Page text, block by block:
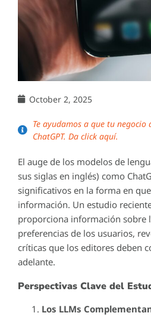
October 2, 2025
Te ayudamos a que tu negocio
ChatGPT. Da click aquí.
El auge de los modelos de
sus siglas en inglés) como
significativos en la forma en
información. Un estudio
proporciona información sobre
preferencias de los usuarios,
críticas que los editores deben
adelante.
Perspectivas Clave del
Los LLMs